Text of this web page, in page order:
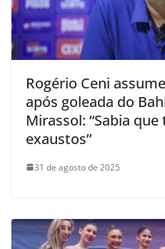
Rogério Ceni
após goleada do
Mirassol: “Sabia
exaustos”
31 de agosto de 2025